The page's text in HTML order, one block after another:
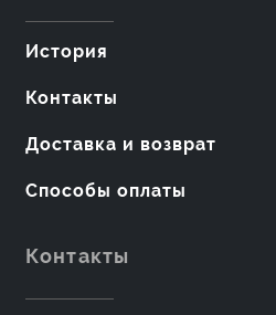
История
Контакты
Доставка и возврат
Способы оплаты
Контакты